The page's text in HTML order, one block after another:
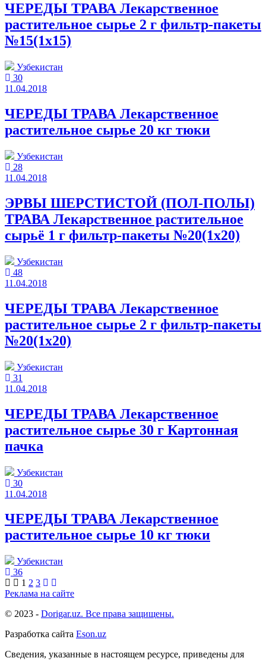
ЧЕРЕДЫ ТРАВА Лекарственное
растительное сырье 2 г фильтр-пакеты
№15(1x15)
Узбекистан
30
11.04.2018
ЧЕРЕДЫ ТРАВА Лекарственное
растительное сырье 20 кг тюки
Узбекистан
28
11.04.2018
ЭРВЫ ШЕРСТИСТОЙ (ПОЛ-ПОЛЫ)
ТРАВА Лекарственное растительное
сырьё 1 г фильтр-пакеты №20(1x20)
Узбекистан
48
11.04.2018
ЧЕРЕДЫ ТРАВА Лекарственное
растительное сырье 2 г фильтр-пакеты
№20(1x20)
Узбекистан
31
11.04.2018
ЧЕРЕДЫ ТРАВА Лекарственное
растительное сырье 30 г Картонная
пачка
Узбекистан
30
11.04.2018
ЧЕРЕДЫ ТРАВА Лекарственное
растительное сырье 10 кг тюки
Узбекистан
36
1 2 3
Реклама на сайте
© 2023 - Dorigar.uz. Все права защищены.
Разработка сайта Eson.uz
Сведения, указанные в настоящем ресурсе, приведены для